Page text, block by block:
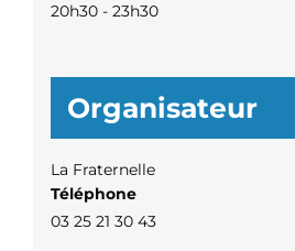
20h30 - 23h30
Organisateur
La Fraternelle
Téléphone
03 25 21 30 43